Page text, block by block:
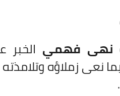
نهى فهمي
نعى زملاؤه